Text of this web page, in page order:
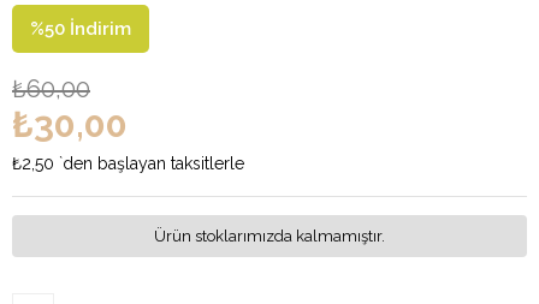
%50 İndirim
₺60,00
₺30,00
₺2,50 `den başlayan taksitlerle
Ürün stoklarımızda kalmamıştır.